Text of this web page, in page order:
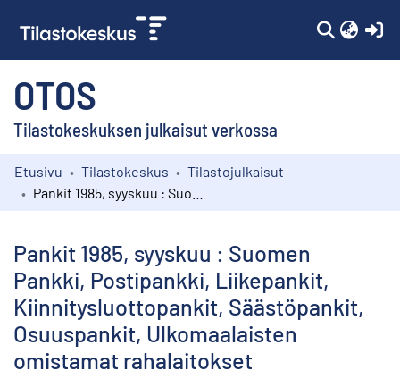
OTOS
Tilastokeskuksen julkaisut verkossa
Kokoelmat
Etusivu Tilastokeskus
Tilastojulkaisut
Pankit 1985, syyskuu : Suomen
Pankki, Postipankki, Liikepankit,
Kiinnitysluottopankit, Säästöpankit,
Osuuspankit, Ulkomaalaisten
omistamat rahalaitokset